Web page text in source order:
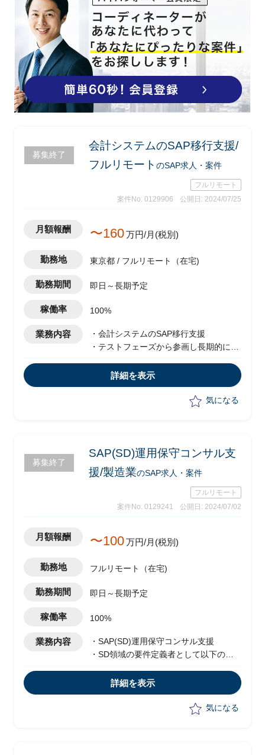
-課題に対するアクションの検討(エン
ドクライアント内で洗い出した大項目を
基にしたブレイクダウンを中心)
-WBS(タイトル別の収益・費用管理単
位)体系の定義見直し、新コード追加検
討
-WBS登録・更新運用の見直し
-計上ルールの検討・新ルール策定支
援
-その他、上記に付随する業務
募集終了
会計システムのSAP移行支援/
フルリモート のSAP求人・案件
フルリモート
案件No. 0129906
公開日: 2024/07/25
月額報酬 〜160万円/月(税別)
勤務地 東京都 / フルリモート（在宅)
勤務期間 即日～長期予定
稼働率 100%
業務内容
・会計システムのSAP移行支援
・テストフェーズから参画し長期的に支
・移行に際した課題解決のため下記業務
を対応予定
-顧客・他ベンダーへの課題ヒアリン
-顧客に向けた報告や説明資料の作成
詳細を表示
気になる
募集終了
SAP(SD)運用保守コンサル支
援/製造業のSAP求人・案件
フルリモート
案件No. 0129241
公開日: 2024/07/02
月額報酬 〜100万円/月(税別)
勤務地 フルリモート（在宅)
勤務期間 即日～長期予定
稼働率 100%
業務内容
・SAP(SD)運用保守コンサル支援
・SD領域の要件定義者として以下の業
-タスク策定/推進
-ディスカッションペーパー作成
-セッションを自発的に推進
詳細を表示
気になる